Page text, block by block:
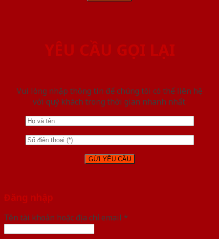
YÊU CẦU GỌI LẠI
Vui lòng nhập thông tin để chúng tôi có thể liên hệ
với quý khách trong thời gian nhanh nhất.
Đăng nhập
Tên tài khoản hoặc địa chỉ email *